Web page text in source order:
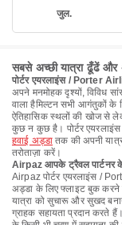
जुल.
सबसे अच्छी यात्रा ढूँढें और
पोर्टर एयरलाइंस / Porter
अपने मनमोहक दृश्यों, विविध
वाला हैमिल्टन सभी आगंतुकों के
ऐतिहासिक स्थलों की खोज से
कुछ न कुछ है। पोर्टर
हवाई अड्डातक की अपनी
तरोताज़ा करें।
Airpaz आपके ट्रैवल पार्टनर
Airpaz पोर्टर एयरलाइंस /
अड्डा के लिए फ्लाइट बुक
यात्रा को सुचारू और सुखद
ग्राहक सहायता प्रदान करते